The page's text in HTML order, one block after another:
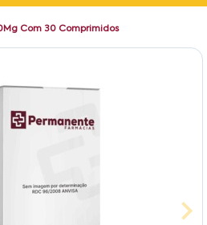
Bahia
Com 30 Comprimidos